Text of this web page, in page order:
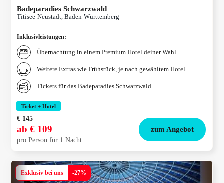
Badeparadies Schwarzwald
Titisee-Neustadt, Baden-Württemberg
Inklusivleistungen:
Übernachtung in einem Premium Hotel deiner Wahl
Weitere Extras wie Frühstück, je nach gewähltem Hotel
Tickets für das Badeparadies Schwarzwald
Ticket + Hotel
€ 145
ab € 109
pro Person für 1 Nacht
zum Angebot
Exklusiv bei uns -27%